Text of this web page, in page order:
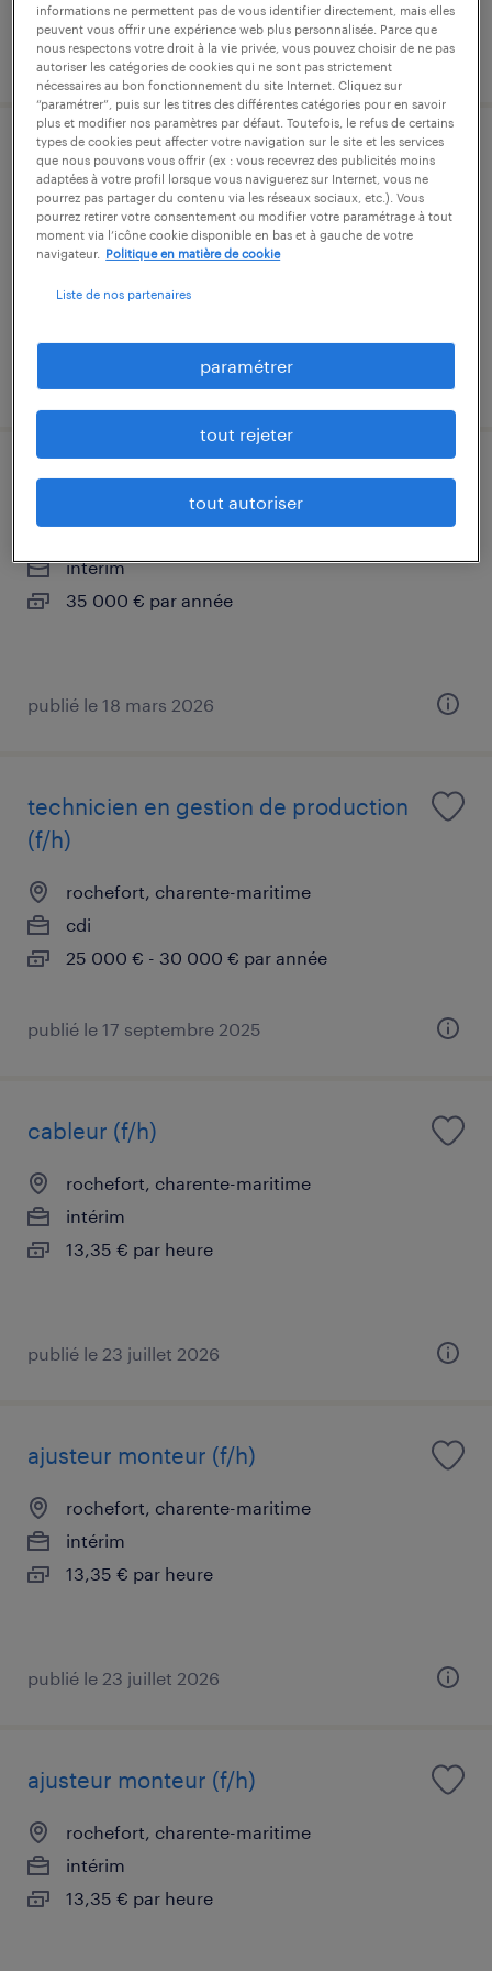
publié le 21 juillet 2026
chargé d'affaires (f/h)
rochefort, charente-maritime
intérim
publié le 18 mars 2026
préparateur méthodes (f/h)
rochefort, charente-maritime
intérim
35 000 € par année
publié le 18 mars 2026
technicien en gestion de production
(f/h)
rochefort, charente-maritime
cdi
25 000 € - 30 000 € par année
publié le 17 septembre 2025
cableur (f/h)
rochefort, charente-maritime
intérim
13,35 € par heure
publié le 23 juillet 2026
ajusteur monteur (f/h)
rochefort, charente-maritime
intérim
13,35 € par heure
publié le 23 juillet 2026
ajusteur monteur (f/h)
rochefort, charente-maritime
intérim
13,35 € par heure
informations ne permettent pas de vous identifier directement, mais elles
peuvent vous offrir une expérience web plus personnalisée. Parce que
nous respectons votre droit à la vie privée, vous pouvez choisir de ne pas
autoriser les catégories de cookies qui ne sont pas strictement
nécessaires au bon fonctionnement du site Internet. Cliquez sur
“paramétrer”, puis sur les titres des différentes catégories pour en savoir
plus et modifier nos paramètres par défaut. Toutefois, le refus de certains
types de cookies peut affecter votre navigation sur le site et les services
que nous pouvons vous offrir (ex : vous recevrez des publicités moins
adaptées à votre profil lorsque vous naviguerez sur Internet, vous ne
pourrez pas partager du contenu via les réseaux sociaux, etc.). Vous
pourrez retirer votre consentement ou modifier votre paramétrage à tout
moment via l’icône cookie disponible en bas et à gauche de votre
navigateur.
Politique en matière de cookie
Liste de nos partenaires
paramétrer
tout rejeter
tout autoriser